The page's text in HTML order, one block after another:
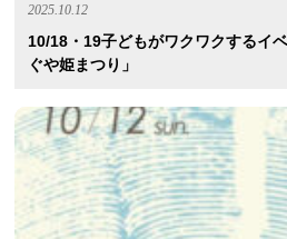
2025.10.12
10/18・19子どもがワクワクするイ
ぐや姫まつり」